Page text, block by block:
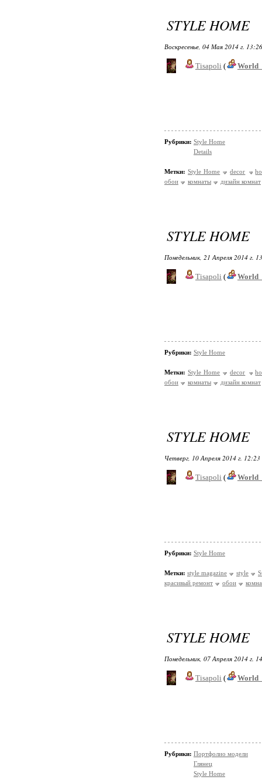
STYLE HOME
Воскресенье, 04 Мая 2014 г.
Tisapoli (
Рубрики: Style Home
Details
Метки: Style Home decor
обои
комнаты дизайн комнат
STYLE HOME
Понедельник, 21 Апреля 2014 г.
Tisapoli (
Рубрики: Style Home
Метки: Style Home decor
обои
комнаты дизайн комнат
STYLE HOME
Четверг, 10 Апреля 2014 г. 12:23
Tisapoli (
Рубрики: Style Home
Метки: style magazine style
красивый ремонт
обои
STYLE HOME
Понедельник, 07 Апреля 2014 г.
Tisapoli (
Рубрики: Портфолио модели
Глянец
Style Home